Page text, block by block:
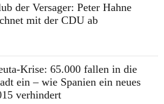
der Versager: Peter Hahne
mit der CDU ab
Krise: 65.000 fallen in die
ein – wie Spanien ein neues
verhindert